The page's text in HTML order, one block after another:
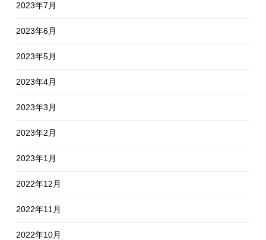
2023年7月
2023年6月
2023年5月
2023年4月
2023年3月
2023年2月
2023年1月
2022年12月
2022年11月
2022年10月